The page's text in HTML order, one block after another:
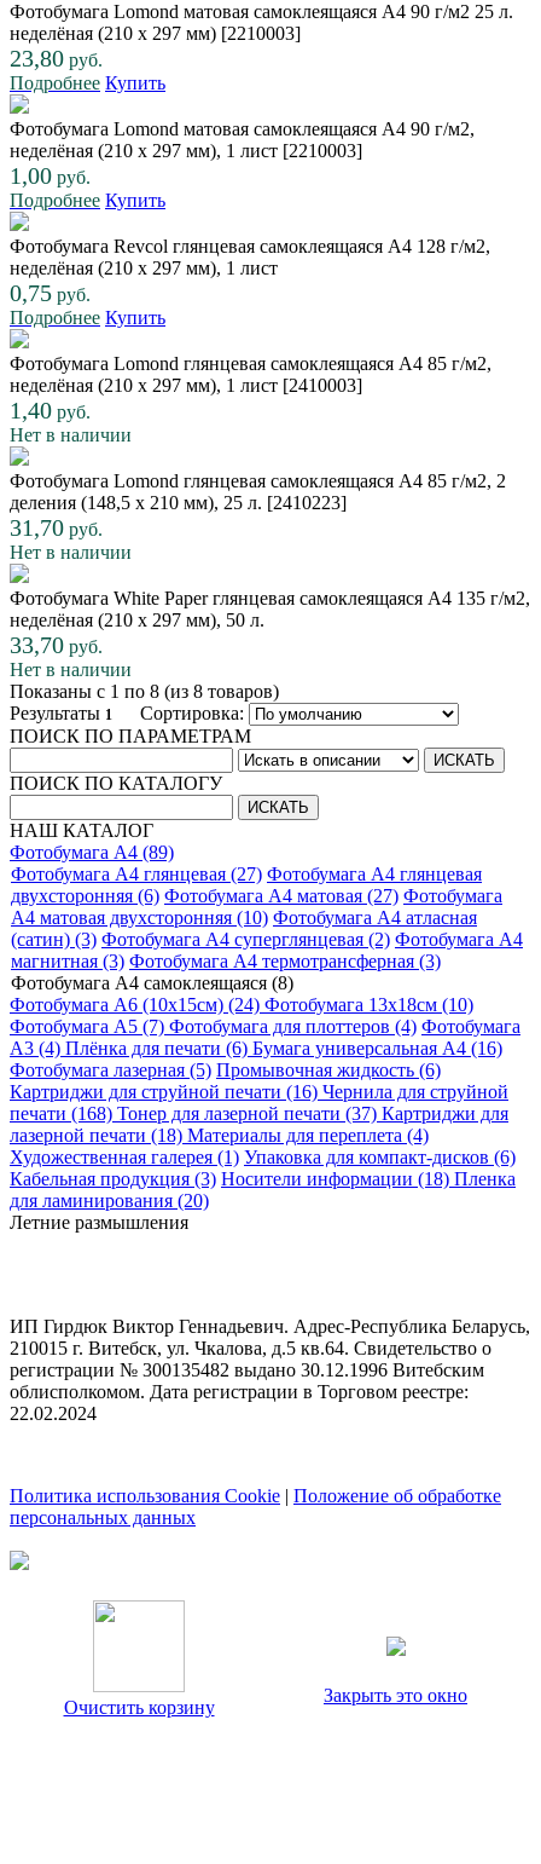
Фотобумага Lomond матовая самоклеящаяся A4 90 г/м2 25 л.
неделёная (210 x 297 мм) [2210003]
23,80 руб.
Подробнее Купить
Фотобумага Lomond матовая самоклеящаяся A4 90 г/м2,
неделёная (210 x 297 мм), 1 лист [2210003]
1,00 руб.
Подробнее Купить
Фотобумага Revcol глянцевая самоклеящаяся A4 128 г/м2,
неделёная (210 x 297 мм), 1 лист
0,75 руб.
Подробнее Купить
Фотобумага Lomond глянцевая самоклеящаяся A4 85 г/м2,
неделёная (210 x 297 мм), 1 лист [2410003]
1,40 руб.
Нет в наличии
Фотобумага Lomond глянцевая самоклеящаяся A4 85 г/м2, 2
деления (148,5 x 210 мм), 25 л. [2410223]
31,70 руб.
Нет в наличии
Фотобумага White Paper глянцевая самоклеящаяся А4 135 г/м2,
неделёная (210 x 297 мм), 50 л.
33,70 руб.
Нет в наличии
Показаны с 1 по 8 (из 8 товаров)
Результаты 1
Сортировка:
ПОИСК ПО ПАРАМЕТРАМ
ПОИСК ПО КАТАЛОГУ
НАШ КАТАЛОГ
Фотобумага A4 (89)
Фотобумага A4 глянцевая (27) Фотобумага A4 глянцевая
двухсторонняя (6) Фотобумага A4 матовая (27) Фотобумага
A4 матовая двухсторонняя (10) Фотобумага A4 атласная
(сатин) (3) Фотобумага A4 суперглянцевая (2) Фотобумага A4
магнитная (3) Фотобумага A4 термотрансферная (3)
Фотобумага A4 самоклеящаяся (8)
Фотобумага A6 (10х15см) (24) Фотобумага 13х18см (10)
Фотобумага A5 (7) Фотобумага для плоттеров (4) Фотобумага
A3 (4) Плёнка для печати (6) Бумага универсальная A4 (16)
Фотобумага лазерная (5) Промывочная жидкость (6)
Картриджи для струйной печати (16) Чернила для струйной
печати (168) Тонер для лазерной печати (37) Картриджи для
лазерной печати (18) Материалы для переплета (4)
Художественная галерея (1) Упаковка для компакт-дисков (6)
Кабельная продукция (3) Носители информации (18) Пленка
для ламинирования (20)
Летние размышления
ИП Гирдюк Виктор Геннадьевич. Адрес-Республика Беларусь,
210015 г. Витебск, ул. Чкалова, д.5 кв.64. Свидетельство о
регистрации № 300135482 выдано 30.12.1996 Витебским
облисполкомом. Дата регистрации в Торговом реестре:
22.02.2024
Политика использования Cookie | Положение об обработке
персональных данных
Очистить корзину
Закрыть это окно